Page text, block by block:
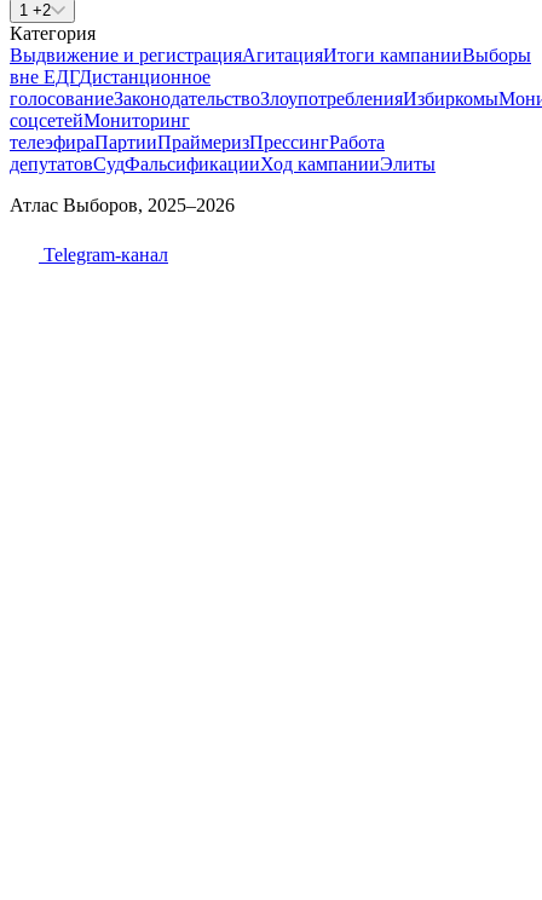
1 +2
Категория
Выдвижение и регистрацияАгитацияИтоги кампанииВыборы
вне ЕДГДистанционное
голосованиеЗаконодательствоЗлоупотребленияИзбиркомы
соцсетейМониторинг
телеэфираПартииПраймеризПрессингРабота
депутатовСудФальсификацииХод кампанииЭлиты
Атлас Выборов, 2025–2026
Telegram-канал